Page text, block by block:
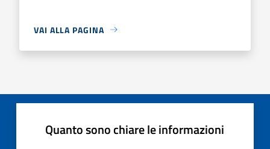
VAI ALLA PAGINA
Quanto sono chiare le informazioni